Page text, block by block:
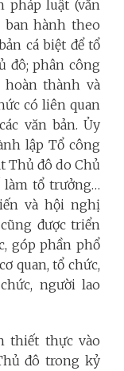
pháp luật (văn
hành theo
cá biệt để tổ
đô; phân công
thành và
có liên quan
văn bản. Ủy
lập Tổ công
Thủ đô do Chủ
làm tổ trưởng…
và hội nghị
được triển
góp phần phổ
quan, tổ chức,
người lao
thiết thực vào
đô trong kỷ